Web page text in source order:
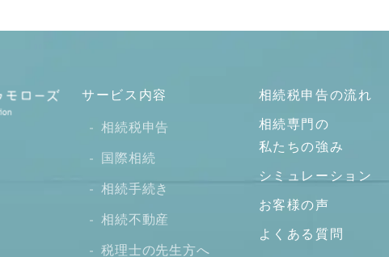
サービス内容
相続税申告
国際相続
相続手続き
相続不動産
税理士の先生方へ
相続税申告の流れ
相続専門の
私たちの強み
シミュレーション
お客様の声
よくある質問